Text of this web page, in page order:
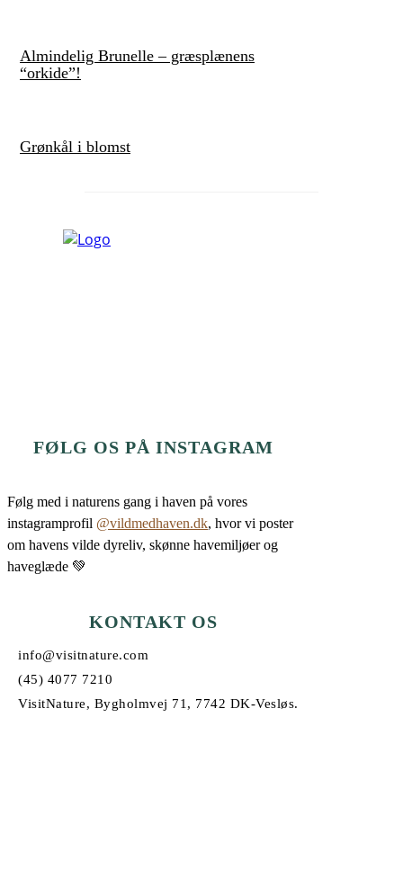
Almindelig Brunelle – græsplænens
“orkide”!
Grønkål i blomst
FØLG OS PÅ INSTAGRAM
Følg med i naturens gang i haven på vores
instagramprofil @vildmedhaven.dk, hvor vi poster
om havens vilde dyreliv, skønne havemiljøer og
haveglæde 💚
KONTAKT OS
info@visitnature.com
(45) 4077 7210
VisitNature, Bygholmvej 71, 7742 DK-Vesløs.